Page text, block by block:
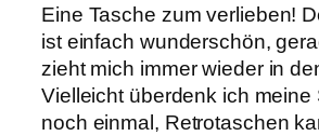
Eine Tasche zum verlieben!
ist einfach wunderschön,
zieht mich immer wieder in
Vielleicht überdenk ich meine
noch einmal, Retrotaschen